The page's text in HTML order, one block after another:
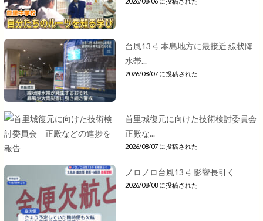
台風13号 本島地方に最接近 線状降
水帯...
2026/08/07 に投稿された
首里城復元に向けた技術検討委員会
正殿な...
2026/08/07 に投稿された
ノロノロ台風13号 影響長引く
2026/08/08 に投稿された